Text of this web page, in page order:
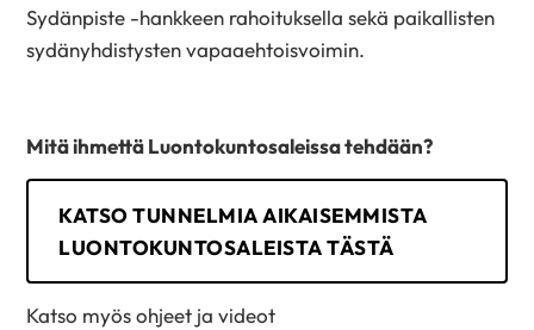
Sydänpiste -hankkeen rahoituksella sekä paikallisten
sydänyhdistysten vapaaehtoisvoimin.
Mitä ihmettä Luontokuntosaleissa tehdään?
KATSO TUNNELMIA AIKAISEMMISTA
LUONTOKUNTOSALEISTA TÄSTÄ
Katso myös ohjeet ja videot